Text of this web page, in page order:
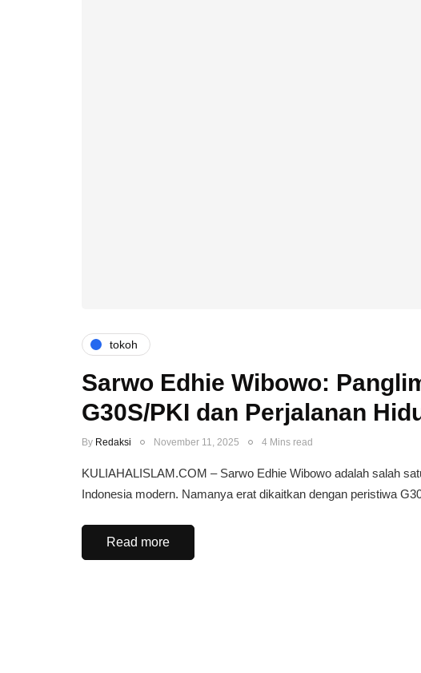
tokoh
Sarwo Edhie Wibowo:
G30S/PKI dan Perjalanan
By Redaksi November 11, 2025 4 Mins read
KULIAHALISLAM.COM – Sarwo Edhie Wibowo adalah salah
Indonesia modern. Namanya erat dikaitkan dengan peristiwa
Read more